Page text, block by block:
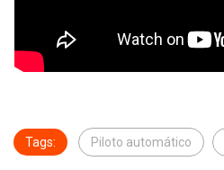
Tags: Piloto automático